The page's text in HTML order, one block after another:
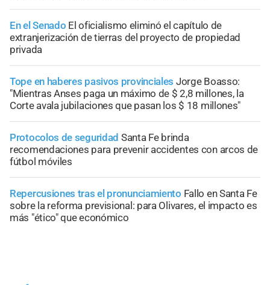
En el Senado El oficialismo eliminó el capítulo de
extranjerización de tierras del proyecto de propiedad
privada
Tope en haberes pasivos provinciales Jorge Boasso:
"Mientras Anses paga un máximo de $ 2,8 millones, la
Corte avala jubilaciones que pasan los $ 18 millones"
Protocolos de seguridad Santa Fe brinda
recomendaciones para prevenir accidentes con arcos de
fútbol móviles
Repercusiones tras el pronunciamiento Fallo en Santa Fe
sobre la reforma previsional: para Olivares, el impacto es
más "ético" que económico